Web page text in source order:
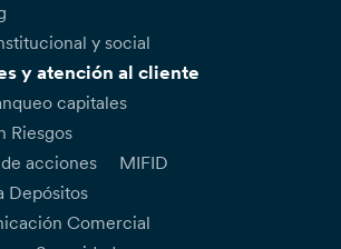
y social
y atención al cliente
capitales
Riesgos
acciones
MIFID
Depósitos
Comercial